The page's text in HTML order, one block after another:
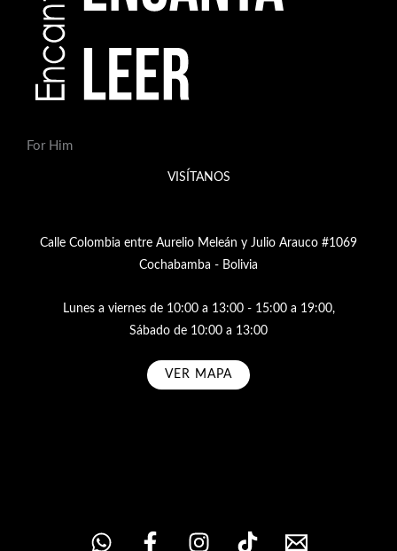
For Him
VISÍTANOS
Calle Colombia entre Aurelio Meleán y Julio Arauco #1069
Cochabamba - Bolivia
Lunes a viernes de 10:00 a 13:00 - 15:00 a 19:00,
Sábado de 10:00 a 13:00
VER MAPA